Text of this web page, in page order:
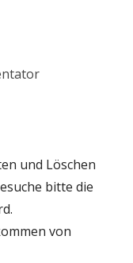
und Löschen
bitte die
von